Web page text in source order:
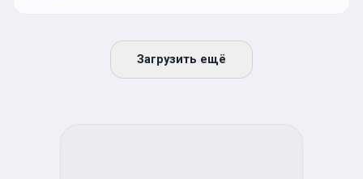
Загрузить ещё